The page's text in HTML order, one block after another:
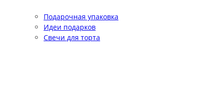
Подарочная упаковка
Идеи подарков
Свечи для торта